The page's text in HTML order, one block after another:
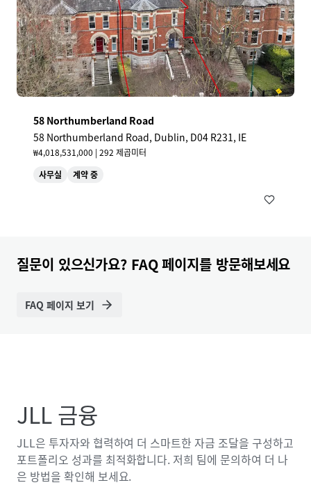
58 Northumberland Road
58 Northumberland Road, Dublin, D04 R231, IE
₩4,018,531,000 | 292 제곱미터
사무실
계약 중
질문이 있으신가요? FAQ 페이지를 방문해보세요
FAQ 페이지 보기
JLL 금융
JLL은 투자자와 협력하여 더 스마트한 자금 조달을 구성하고
포트폴리오 성과를 최적화합니다. 저희 팀에 문의하여 더 나
은 방법을 확인해 보세요.